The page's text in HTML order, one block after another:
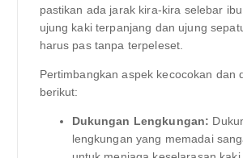
pastikan ada jarak kira-kira selebar
ujung kaki terpanjang dan ujung
harus pas tanpa terpeleset.
Pertimbangkan aspek kecocokan dan
berikut:
Dukungan Lengkungan:
lengkungan yang memadai